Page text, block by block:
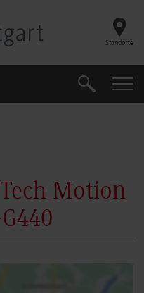
Standorte
Suche
Motion